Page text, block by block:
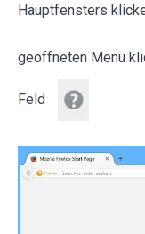
Hauptfensters
geöffneten Menü
Feld